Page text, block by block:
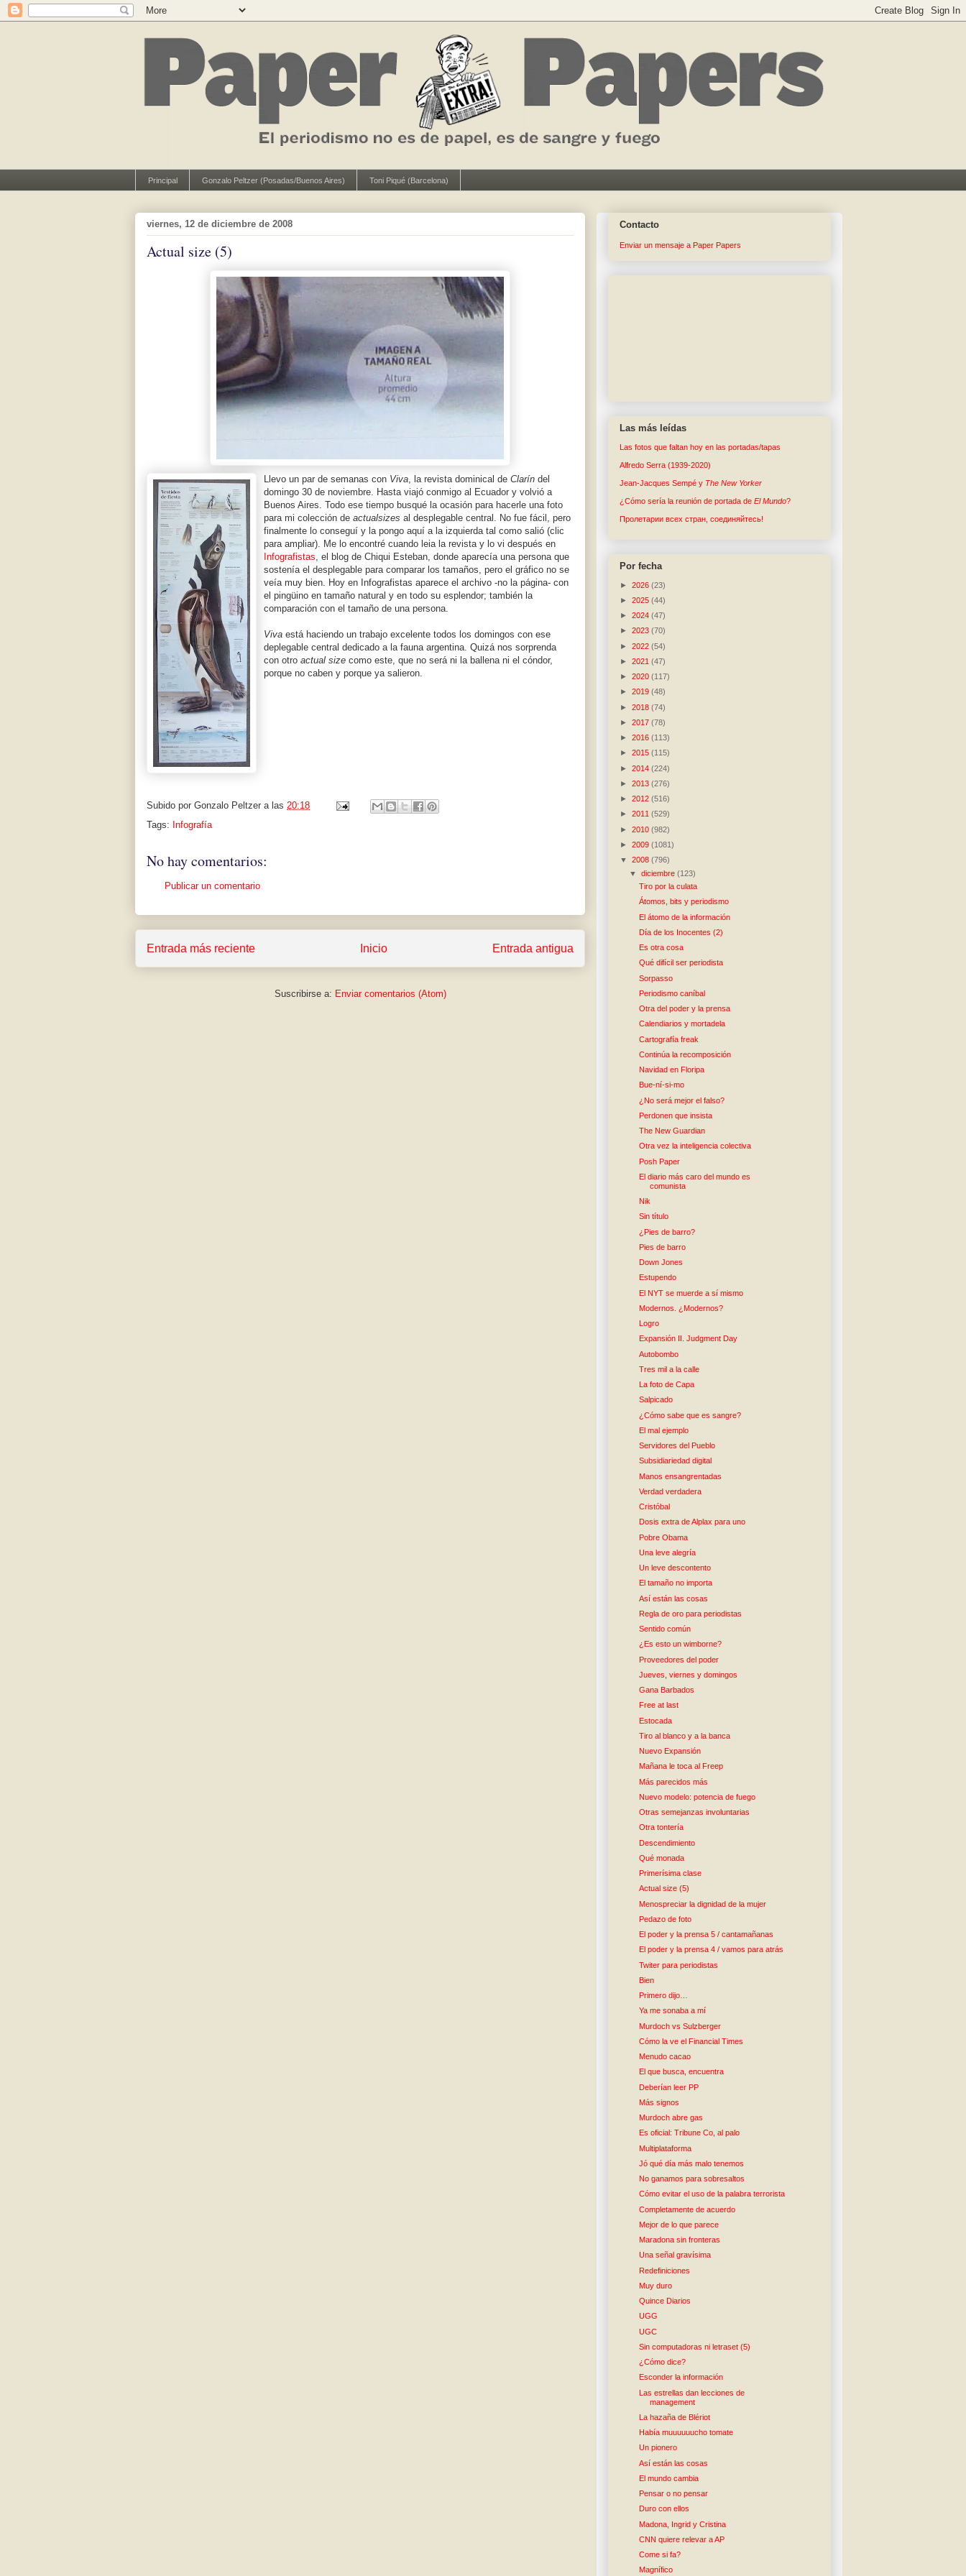
Principal Gonzalo Peltzer (Posadas/Buenos Aires) Toni Piqué (Barcelona)
viernes, 12 de diciembre de 2008
Actual size (5)
Llevo un par de semanas con Viva, la revista dominical de Clarín del
domingo 30 de noviembre. Hasta viajó conmigo al Ecuador y volvió a
Buenos Aires. Todo ese tiempo busqué la ocasión para hacerle una foto
para mi colección de actualsizes al desplegable central. No fue fácil, pero
finalmente lo conseguí y la pongo aquí a la izquierda tal como salió (clic
para ampliar). Me lo encontré cuando leia la revista y lo vi después en
Infografistas, el blog de Chiqui Esteban, donde aparecía una persona que
sostenía el desplegable para comparar los tamaños, pero el gráfico no se
veía muy bien. Hoy en Infografistas aparece el archivo -no la página- con
el pingüino en tamaño natural y en todo su esplendor; también la
comparación con el tamaño de una persona.
Viva está haciendo un trabajo excelente todos los domingos con ese
deplegable central dedicado a la fauna argentina. Quizá nos sorprenda
con otro actual size como este, que no será ni la ballena ni el cóndor,
porque no caben y porque ya salieron.
Subido por Gonzalo Peltzer a las 20:18
Tags: Infografía
No hay comentarios:
Publicar un comentario
Entrada más reciente Entrada antigua
Inicio
Suscribirse a: Enviar comentarios (Atom)
Contacto
Enviar un mensaje a Paper Papers
Las más leídas
Las fotos que faltan hoy en las portadas/tapas
Alfredo Serra (1939-2020)
Jean-Jacques Sempé y The New Yorker
¿Cómo sería la reunión de portada de El Mundo?
Пролетарии всех стран, соединяйтесь!
Por fecha
► 2026 (23)
► 2025 (44)
► 2024 (47)
► 2023 (70)
► 2022 (54)
► 2021 (47)
► 2020 (117)
► 2019 (48)
► 2018 (74)
► 2017 (78)
► 2016 (113)
► 2015 (115)
► 2014 (224)
► 2013 (276)
► 2012 (516)
► 2011 (529)
► 2010 (982)
► 2009 (1081)
▼ 2008 (796)
▼diciembre(123)
Tiro por la culata
Átomos, bits y periodismo
El átomo de la información
Día de los Inocentes (2)
Es otra cosa
Qué difícil ser periodista
Sorpasso
Periodismo caníbal
Otra del poder y la prensa
Calendiarios y mortadela
Cartografía freak
Continúa la recomposición
Navidad en Floripa
Bue-ní-si-mo
¿No será mejor el falso?
Perdonen que insista
The New Guardian
Otra vez la inteligencia colectiva
Posh Paper
El diario más caro del mundo es
comunista
Nik
Sin título
¿Pies de barro?
Pies de barro
Down Jones
Estupendo
El NYT se muerde a sí mismo
Modernos. ¿Modernos?
Logro
Expansión II. Judgment Day
Autobombo
Tres mil a la calle
La foto de Capa
Salpicado
¿Cómo sabe que es sangre?
El mal ejemplo
Servidores del Pueblo
Subsidiariedad digital
Manos ensangrentadas
Verdad verdadera
Cristóbal
Dosis extra de Alplax para uno
Pobre Obama
Una leve alegría
Un leve descontento
El tamaño no importa
Así están las cosas
Regla de oro para periodistas
Sentido común
¿Es esto un wimborne?
Proveedores del poder
Jueves, viernes y domingos
Gana Barbados
Free at last
Estocada
Tiro al blanco y a la banca
Nuevo Expansión
Mañana le toca al Freep
Más parecidos más
Nuevo modelo: potencia de fuego
Otras semejanzas involuntarias
Otra tontería
Descendimiento
Qué monada
Primerísima clase
Actual size (5)
Menospreciar la dignidad de la mujer
Pedazo de foto
El poder y la prensa 5 / cantamañanas
El poder y la prensa 4 / vamos para atrás
Twiter para periodistas
Bien
Primero dijo…
Ya me sonaba a mí
Murdoch vs Sulzberger
Cómo la ve el Financial Times
Menudo cacao
El que busca, encuentra
Deberían leer PP
Más signos
Murdoch abre gas
Es oficial: Tribune Co, al palo
Multiplataforma
Jó qué día más malo tenemos
No ganamos para sobresaltos
Cómo evitar el uso de la palabra terrorista
Completamente de acuerdo
Mejor de lo que parece
Maradona sin fronteras
Una señal gravísima
Redefiniciones
Muy duro
Quince Diarios
UGG
UGC
Sin computadoras ni letraset (5)
¿Cómo dice?
Esconder la información
Las estrellas dan lecciones de
management
La hazaña de Blériot
Había muuuuuucho tomate
Un pionero
Así están las cosas
El mundo cambia
Pensar o no pensar
Duro con ellos
Madona, Ingrid y Cristina
CNN quiere relevar a AP
Come si fa?
Magnífico